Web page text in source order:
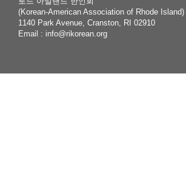
(Korean-American Association of Rhode Island)
1140 Park Avenue, Cranston, RI 02910
Email : info@rikorean.org